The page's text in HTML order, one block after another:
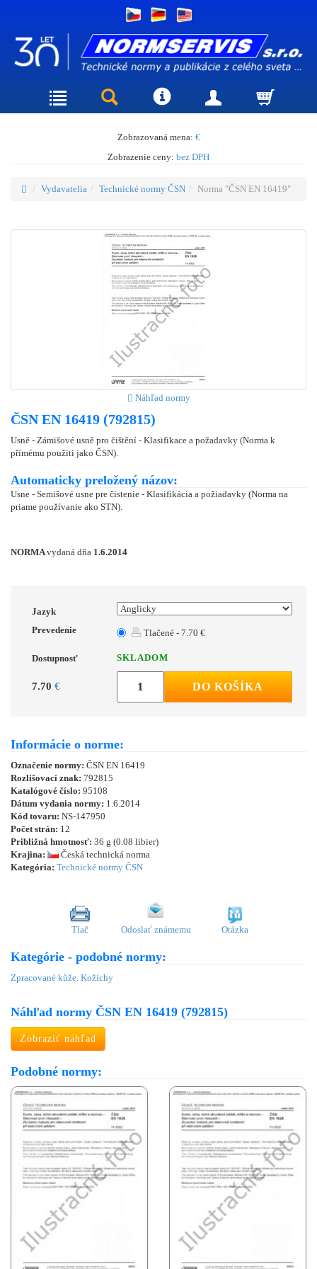
Zobrazovaná mena: €
Zobrazenie ceny: bez DPH
Vydavatelia Technické normy ČSN Norma "ČSN EN 16419"
Náhľad normy
ČSN EN 16419 (792815)
Usně - Zámišové usně pro čištění - Klasifikace a požadavky (Norma k
přímému použití jako ČSN).
Automaticky preložený názov:
Usne - Semišové usne pre čistenie - Klasifikácia a požiadavky (Norma na
priame používanie ako STN).
NORMAvydaná dňa 1.6.2014
Jazyk
Prevedenie
Tlačené - 7.70 €
Dostupnosť SKLADOM
7.70 € DO KOŠÍKA
Informácie o norme:
Označenie normy: ČSN EN 16419
Rozlišovací znak: 792815
Katalógové číslo: 95108
Dátum vydania normy: 1.6.2014
Kód tovaru: NS-147950
Počet strán: 12
Približná hmotnosť: 36 g (0.08 libier)
Krajina:
Česká technická norma
Kategória: Technické normy ČSN
Tlač Odoslať známemu Otázka
Kategórie - podobné normy:
Zpracované kůže. Kožichy
Náhľad normy ČSN EN 16419 (792815)
Zobraziť náhľad
Podobné normy: